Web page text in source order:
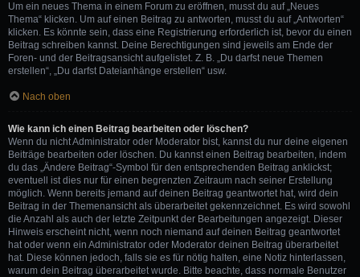
Um ein neues Thema in einem Forum zu eröffnen, musst du auf „Neues
Thema“ klicken. Um auf einen Beitrag zu antworten, musst du auf „Antworten“
klicken. Es könnte sein, dass eine Registrierung erforderlich ist, bevor du einen
Beitrag schreiben kannst. Deine Berechtigungen sind jeweils am Ende der
Foren- und der Beitragsansicht aufgelistet. Z. B. „Du darfst neue Themen
erstellen“, „Du darfst Dateianhänge erstellen“ usw.
Nach oben
Wie kann ich einen Beitrag bearbeiten oder löschen?
Wenn du nicht Administrator oder Moderator bist, kannst du nur deine eigenen
Beiträge bearbeiten oder löschen. Du kannst einen Beitrag bearbeiten, indem
du das „Ändere Beitrag“-Symbol für den entsprechenden Beitrag anklickst;
eventuell ist dies nur für einen begrenzten Zeitraum nach seiner Erstellung
möglich. Wenn bereits jemand auf deinen Beitrag geantwortet hat, wird dein
Beitrag in der Themenansicht als überarbeitet gekennzeichnet. Es wird sowohl
die Anzahl als auch der letzte Zeitpunkt der Bearbeitungen angezeigt. Dieser
Hinweis erscheint nicht, wenn noch niemand auf deinen Beitrag geantwortet
hat oder wenn ein Administrator oder Moderator deinen Beitrag überarbeitet
hat. Diese können jedoch, falls sie es für nötig halten, eine Notiz hinterlassen,
warum dein Beitrag überarbeitet wurde. Bitte beachte, dass normale Benutzer